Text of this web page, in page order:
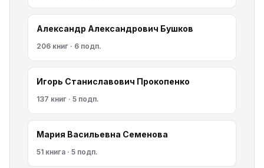
Александр Александрович Бушков
206 книг · 6 подп.
Игорь Станиславович Прокопенко
137 книг · 5 подп.
Мария Васильевна Семенова
51 книга · 5 подп.